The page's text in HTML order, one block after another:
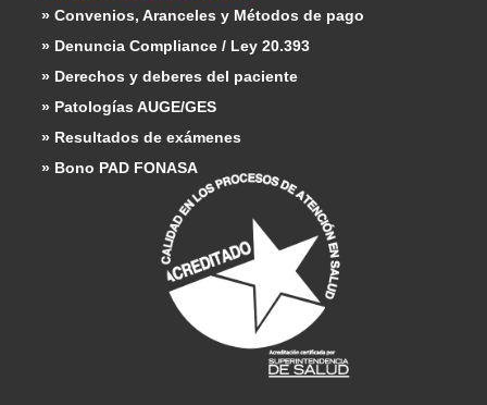
» Convenios, Aranceles y Métodos de pago
» Denuncia Compliance / Ley 20.393
» Derechos y deberes del paciente
» Patologías AUGE/GES
» Resultados de exámenes
» Bono PAD FONASA